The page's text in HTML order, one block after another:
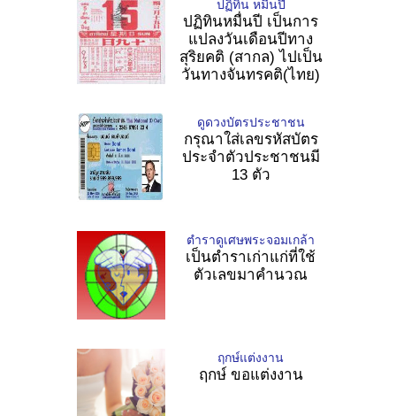
ปฏิทิน หมื่นปี
ปฏิทินหมื่นปี เป็นการ
แปลงวันเดือนปีทาง
สุริยคติ (สากล) ไปเป็น
วันทางจันทรคติ(ไทย)
ดูดวงบัตรประชาชน
กรุณาใส่เลขรหัสบัตร
ประจำตัวประชาชนมี
13 ตัว
ตำราดูเศษพระจอมเกล้า
เป็นตำราเก่าแก่ที่ใช้
ตัวเลขมาคำนวณ
ฤกษ์แต่งงาน
ฤกษ์ ขอแต่งงาน